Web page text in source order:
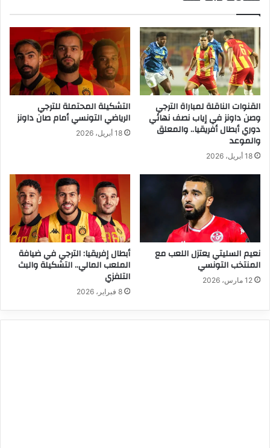
القنوات الناقلة لمباراة الترجي
وصن داونز في إياب نصف نهائي
دوري أبطال أفريقيا.. والمعلق
والموعد
18 أبريل، 2026
التشكيلة المحتملة للترجي
الرياضي التونسي أمام صان داونز
18 أبريل، 2026
نعيم السليتي يعتزل اللعب مع
المنتخب التونسي
12 مارس، 2026
أبطال إفريقيا: الترجي في ضيافة
الملعب المالي.. التشكيلة والبث
التلفزي
8 فبراير، 2026